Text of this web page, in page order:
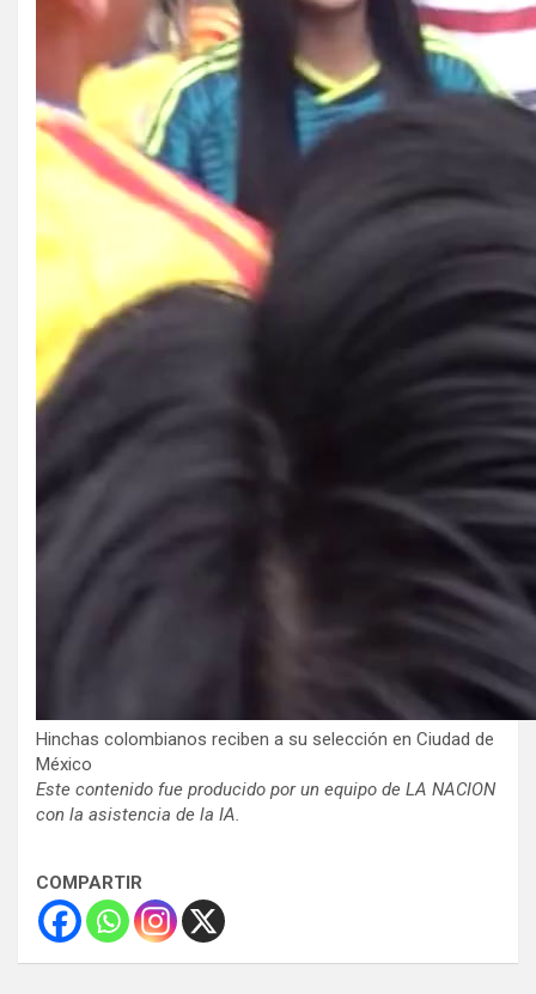
Hinchas colombianos reciben a su selección en Ciudad de
México
Este contenido fue producido por un equipo de LA NACION
con la asistencia de la IA.
COMPARTIR